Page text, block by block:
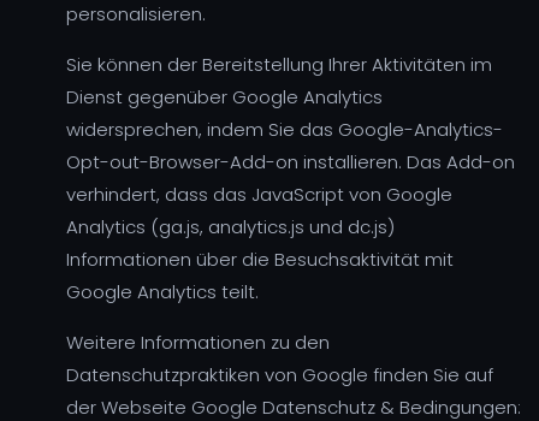
personalisieren.
Sie können der Bereitstellung Ihrer Aktivitäten im
Dienst gegenüber Google Analytics
widersprechen, indem Sie das Google-Analytics-
Opt-out-Browser-Add-on installieren. Das Add-on
verhindert, dass das JavaScript von Google
Analytics (ga.js, analytics.js und dc.js)
Informationen über die Besuchsaktivität mit
Google Analytics teilt.
Weitere Informationen zu den
Datenschutzpraktiken von Google finden Sie auf
der Webseite Google Datenschutz & Bedingungen: